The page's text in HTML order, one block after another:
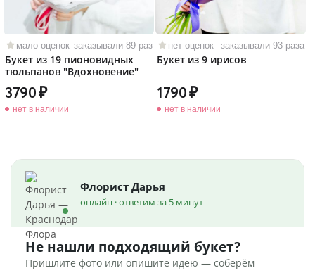
мало оценок заказывали 89 раз
Букет из 19 пионовидных
тюльпанов "Вдохновение"
3790
нет в наличии
нет оценок заказывали 93 раза
Букет из 9 ирисов
1790
нет в наличии
Флорист Дарья
онлайн · ответим за 5 минут
Не нашли подходящий букет?
Пришлите фото или опишите идею — соберём